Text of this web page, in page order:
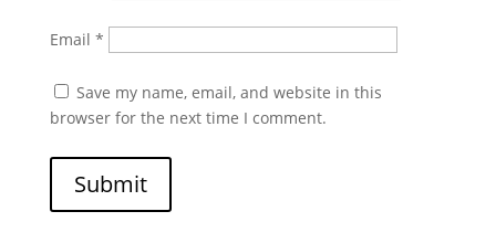
Email *
Save my name, email, and website in this
browser for the next time I comment.
Submit